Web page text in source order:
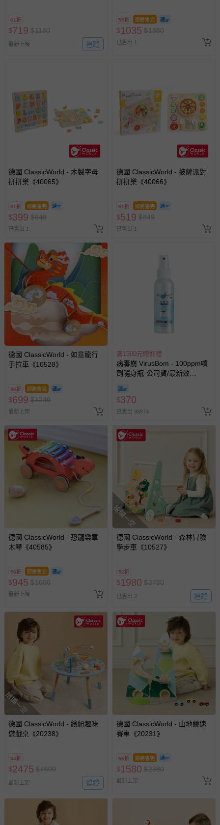
61折
$719 $1180
最新上架 追蹤
55折 即將售完
$1035 $1880
已售出 1
德國 ClassicWorld - 木製字母
拼拼樂《40065》
61折 即將售完
$399 $649
已售出 1
德國 ClassicWorld - 披薩派對
拼拼樂《40066》
61折 即將售完
$519 $849
已售出 1
德國 ClassicWorld - 如意龍行
手拉車《10528》
56折 即將售完
$699 $1249
最新上架
滿1500元贈好禮
病毒崩 VirusBom - 100ppm噴
劑隨身瓶-公司貨/最新效
$370
已售出 98974
德國 ClassicWorld - 恐龍樂章
木琴《40585》
56折 即將售完
$945 $1680
最新上架
搶購一空
德國 ClassicWorld - 森林冒險
學步車《10527》
52折
$1980 $3780
已售出 2 追蹤
搶購一空
德國 ClassicWorld - 繽紛趣味
遊戲桌《20238》
54折
$2475 $4600
最新上架 追蹤
德國 ClassicWorld - 山地競速
賽車《20231》
66折 即將售完
$1580 $2380
最新上架